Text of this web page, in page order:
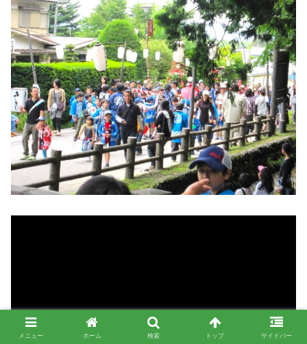
メニュー ホーム 検索 トップ サイドバー